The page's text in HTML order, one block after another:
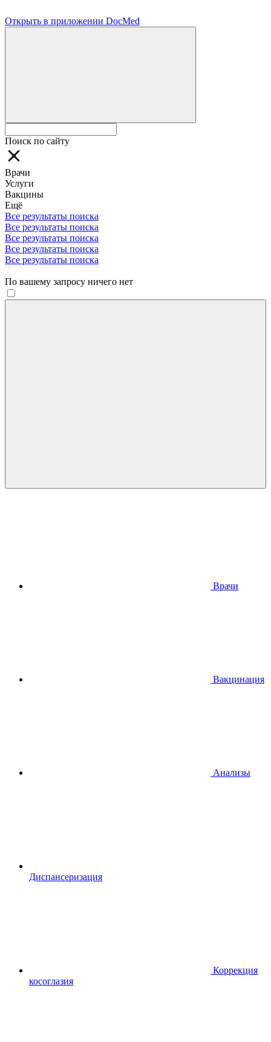
Открыть в приложении DocMed
Поиск по сайту
Врачи
Услуги
Вакцины
Ещё
Все результаты поиска
Все результаты поиска
Все результаты поиска
Все результаты поиска
Все результаты поиска
По вашему запросу ничего нет
Врачи
Вакцинация
Анализы
Диспансеризация
Коррекция
косоглазия